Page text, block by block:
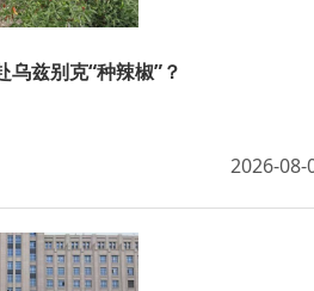
乌兹别克“种辣椒”？
2026-08-